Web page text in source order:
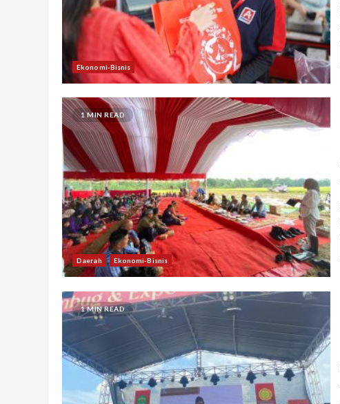
Ekonomi-Bisnis
1 MIN READ
Daerah Ekonomi-Bisnis
1 MIN READ